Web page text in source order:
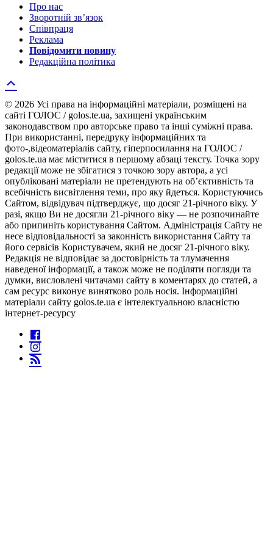
Про нас
Зворотній зв’язок
Співпраця
Реклама
Повідомити новину
Редакційна політика
© 2026 Усі права на інформаційні матеріали, розміщені на
сайті ГОЛОС / golos.te.ua, захищені українським
законодавством про авторське право та інші суміжні права.
При використанні, передруку інформаційних та
фото-,відеоматеріалів сайту, гіперпосилання на ГОЛОС /
golos.te.ua має міститися в першому абзаці тексту. Точка зору
редакції може не збігатися з точкою зору автора, а усі
опубліковані матеріали не претендують на об’єктивність та
всебічність висвітлення теми, про яку йдеться. Користуючись
Сайтом, відвідувач підтверджує, що досяг 21-річного віку. У
разі, якщо Ви не досягли 21-річного віку — не розпочинайте
або припиніть користування Сайтом. Адміністрація Сайту не
несе відповідальності за законність використання Сайту та
його сервісів Користувачем, який не досяг 21-річного віку.
Редакція не відповідає за достовірність та тлумачення
наведеної інформації, а також може не поділяти погляди та
думки, висловлені читачами сайту в коментарях до статей, а
сам ресурс виконує винятково роль носія. Інформаційні
матеріали сайту golos.te.ua є інтелектуальною власністю
інтернет-ресурсу